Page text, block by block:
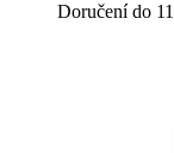
Doručení do